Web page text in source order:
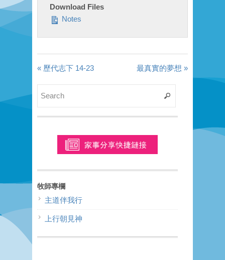
Download Files
Notes
« 歷代志下 14-23 最真實的夢想 »
牧師專欄
主道伴我行
上行朝見神